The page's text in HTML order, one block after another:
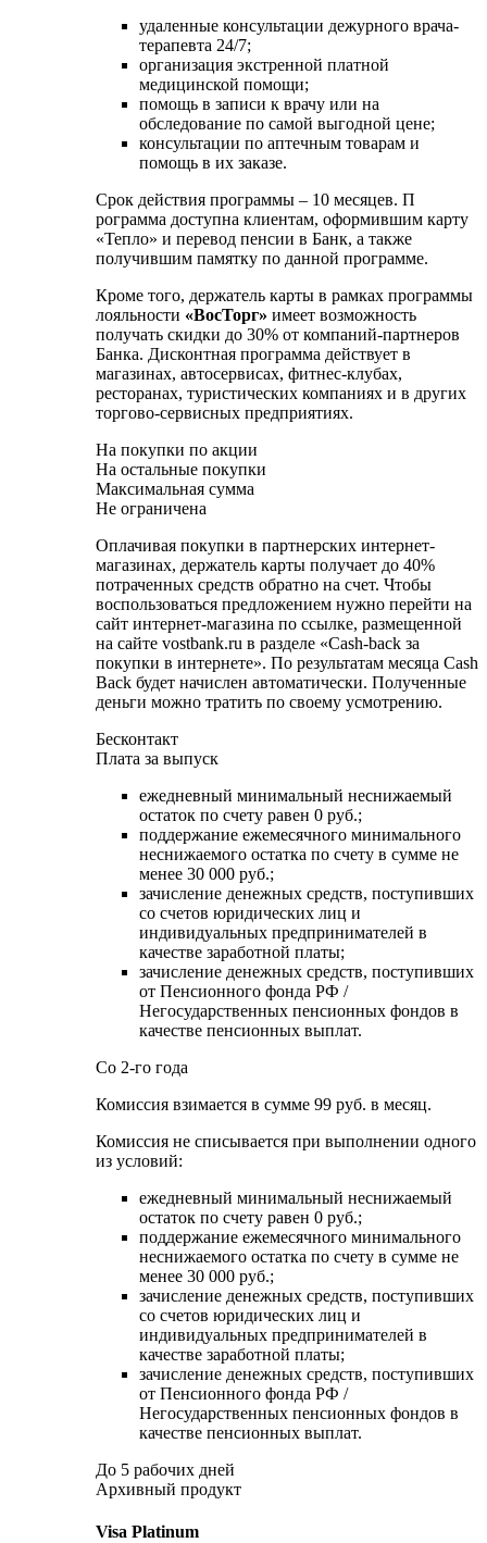
удаленные консультации дежурного врача-
терапевта 24/7;
организация экстренной платной
медицинской помощи;
помощь в записи к врачу или на
обследование по самой выгодной цене;
консультации по аптечным товарам и
помощь в их заказе.
Срок действия программы – 10 месяцев. П
рограмма доступна клиентам, оформившим карту
«Тепло» и перевод пенсии в Банк, а также
получившим памятку по данной программе.
Кроме того, держатель карты в рамках программы
лояльности «ВосТорг» имеет возможность
получать скидки до 30% от компаний-партнеров
Банка. Дисконтная программа действует в
магазинах, автосервисах, фитнес-клубах,
ресторанах, туристических компаниях и в других
торгово-сервисных предприятиях.
На покупки по акции
На остальные покупки
Максимальная сумма
Не ограничена
Оплачивая покупки в партнерских интернет-
магазинах, держатель карты получает до 40%
потраченных средств обратно на счет. Чтобы
воспользоваться предложением нужно перейти на
сайт интернет-магазина по ссылке, размещенной
на сайте vostbank.ru в разделе «Cash-back за
покупки в интернете». По результатам месяца Cash
Back будет начислен автоматически. Полученные
деньги можно тратить по своему усмотрению.
Бесконтакт
Плата за выпуск
ежедневный минимальный неснижаемый
остаток по счету равен 0 руб.;
поддержание ежемесячного минимального
неснижаемого остатка по счету в сумме не
менее 30 000 руб.;
зачисление денежных средств, поступивших
со счетов юридических лиц и
индивидуальных предпринимателей в
качестве заработной платы;
зачисление денежных средств, поступивших
от Пенсионного фонда РФ /
Негосударственных пенсионных фондов в
качестве пенсионных выплат.
Со 2-го года
Комиссия взимается в сумме 99 руб. в месяц.
Комиссия не списывается при выполнении одного
из условий:
ежедневный минимальный неснижаемый
остаток по счету равен 0 руб.;
поддержание ежемесячного минимального
неснижаемого остатка по счету в сумме не
менее 30 000 руб.;
зачисление денежных средств, поступивших
со счетов юридических лиц и
индивидуальных предпринимателей в
качестве заработной платы;
зачисление денежных средств, поступивших
от Пенсионного фонда РФ /
Негосударственных пенсионных фондов в
качестве пенсионных выплат.
До 5 рабочих дней
Архивный продукт
Visa Platinum